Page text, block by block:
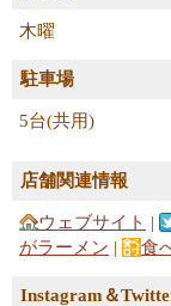
木曜
駐車場
5台(共用)
店舗関連情報
ウェブサイト |
がラーメン | 食
Instagram＆